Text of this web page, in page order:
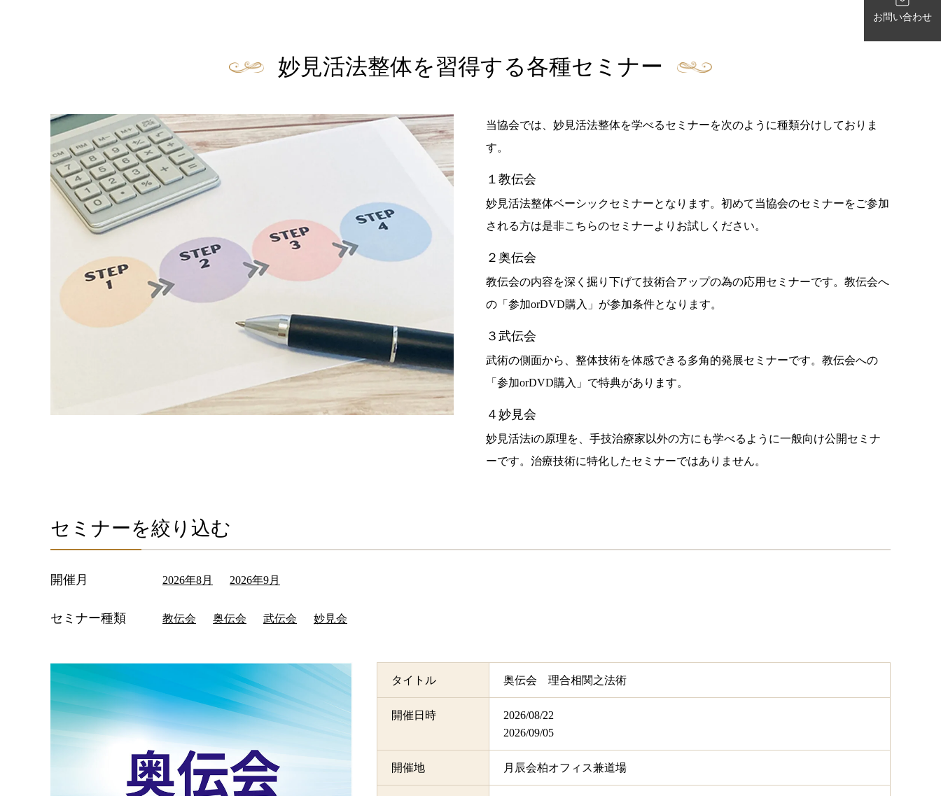
お問い合わせ
妙見活法整体を習得する各種セミナー
当協会では、妙見活法整体を学べるセミナーを次のように種類分けしておりま
す。
１教伝会
妙見活法整体ベーシックセミナーとなります。初めて当協会のセミナーをご参加
される方は是非こちらのセミナーよりお試しください。
２奥伝会
教伝会の内容を深く掘り下げて技術合アップの為の応用セミナーです。教伝会へ
の「参加orDVD購入」が参加条件となります。
３武伝会
武術の側面から、整体技術を体感できる多角的発展セミナーです。教伝会への
「参加orDVD購入」で特典があります。
４妙見会
妙見活法iの原理を、手技治療家以外の方にも学べるように一般向け公開セミナ
ーです。治療技術に特化したセミナーではありません。
セミナーを絞り込む
開催月 2026年8月 2026年9月
セミナー種類 教伝会 奥伝会 武伝会 妙見会
タイトル 奥伝会 理合相関之法術
開催日時
2026/08/22
2026/09/05
開催地 月辰会柏オフィス兼道場